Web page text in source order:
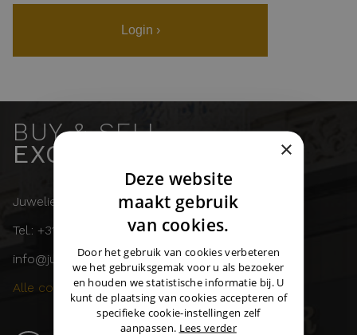
Login ›
BUY & SELL
EXCLUSIVE WATCHES
Juwelier Burger
Tel.: +31 (0)43 358 11 55
info@juwelierburger.com
Alle contactgegevens ›
GERMAN
×
Deze website
maakt gebruik
van cookies.
Door het gebruik van cookies verbeteren
we het gebruiksgemak voor u als bezoeker
en houden we statistische informatie bij. U
kunt de plaatsing van cookies accepteren of
specifieke cookie-instellingen zelf
aanpassen. Lees verder